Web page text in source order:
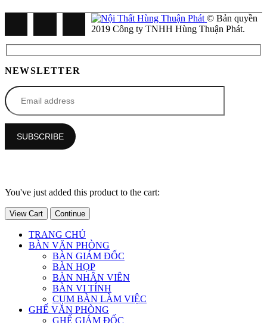
© Bản quyền
2019 Công ty TNHH Hùng Thuận Phát.
NEWSLETTER
You've just added this product to the cart:
View Cart Continue
TRANG CHỦ
BÀN VĂN PHÒNG
BÀN GIÁM ĐỐC
BÀN HỌP
BÀN NHÂN VIÊN
BÀN VI TÍNH
CỤM BÀN LÀM VIỆC
GHẾ VĂN PHÒNG
GHẾ GIÁM ĐỐC